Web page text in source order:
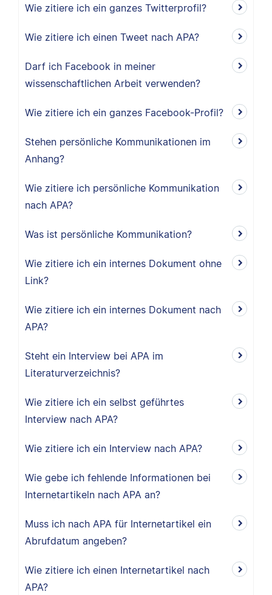
Wie zitiere ich ein ganzes Twitterprofil?
Wie zitiere ich einen Tweet nach APA?
Darf ich Facebook in meiner
wissenschaftlichen Arbeit verwenden?
Wie zitiere ich ein ganzes Facebook-Profil?
Stehen persönliche Kommunikationen im
Anhang?
Wie zitiere ich persönliche Kommunikation
nach APA?
Was ist persönliche Kommunikation?
Wie zitiere ich ein internes Dokument ohne
Link?
Wie zitiere ich ein internes Dokument nach
APA?
Steht ein Interview bei APA im
Literaturverzeichnis?
Wie zitiere ich ein selbst geführtes
Interview nach APA?
Wie zitiere ich ein Interview nach APA?
Wie gebe ich fehlende Informationen bei
Internetartikeln nach APA an?
Muss ich nach APA für Internetartikel ein
Abrufdatum angeben?
Wie zitiere ich einen Internetartikel nach
APA?